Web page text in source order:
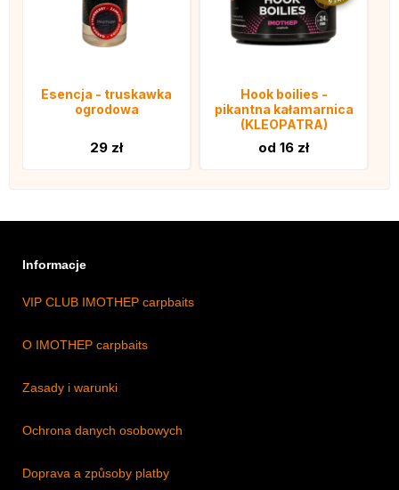
Esencja - truskawka
ogrodowa
29 zł
Hook boilies -
pikantna kałamarnica
(KLEOPATRA)
od 16 zł
Informacje
VIP CLUB IMOTHEP carpbaits
O IMOTHEP carpbaits
Zasady i warunki
Ochrona danych osobowych
Doprava a způsoby platby